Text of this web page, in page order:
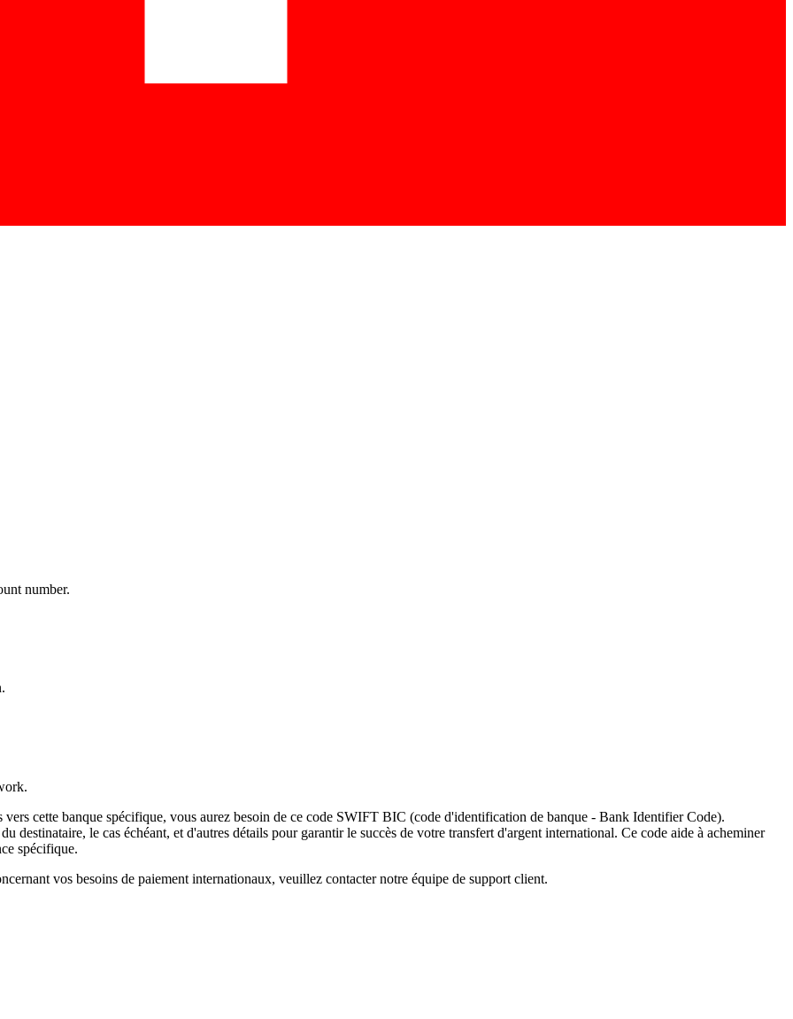
number.
cette banque spécifique, vous aurez besoin de ce code SWIFT BIC (code d'identification de banque - Bank Identifier Code).
le cas échéant, et d'autres détails pour garantir le succès de votre transfert d'argent international. Ce code aide à acheminer
spécifique.
vos besoins de paiement internationaux, veuillez contacter notre équipe de support client.